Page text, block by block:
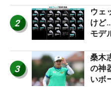
2
ウェ
けど
モデ
3
桑木
の神
いボ